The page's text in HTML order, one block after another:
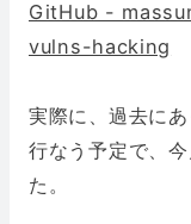
GitHub -
vulns-hacking
実際に、過去に
行なう予定で、
た。